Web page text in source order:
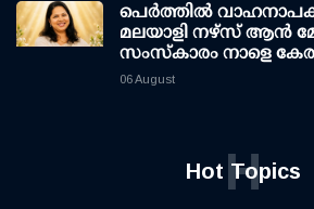
പെർത്തിൽ
മലയാളി നഴ്സ് ആൻ
സംസ്കാരം നാളെ
06 August
Hot Topics
H